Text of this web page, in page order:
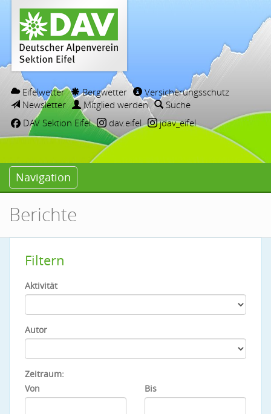
Eifelwetter Bergwetter
Versicherungsschutz
Newsletter
Mitglied werden
Suche
DAV Sektion Eifel
dav.eifel jdav_eifel
Navigation
Berichte
Filtern
Aktivität
Autor
Zeitraum:
Von
Bis